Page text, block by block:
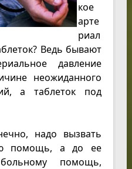
кое
арте
риал
Ведь бывают
давление
неожиданного
а таблеток под
надо вызвать
помощь, а до ее
помощь,